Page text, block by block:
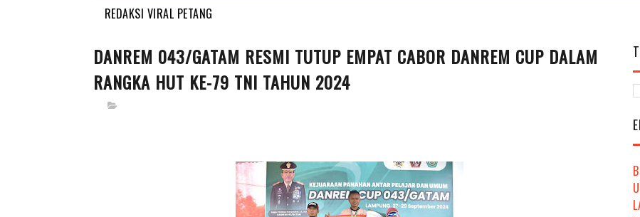
REDAKSI VIRAL PETANG
DANREM 043/GATAM RESMI TUTUP EMPAT CABOR DANREM CUP DALAM
RANGKA HUT KE-79 TNI TAHUN 2024